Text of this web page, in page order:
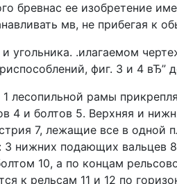
бревнас ее изобретение
мв, не прибегая к
угольника. .илагаемом
фиг. 3 и 4 вЂ”
лесопильной рамы
4 и болтов 5. Верхняя и
7, лежащие все в одной
3 нижних подающих вальцев
10, а по концам
к рельсам 11 и 12 по